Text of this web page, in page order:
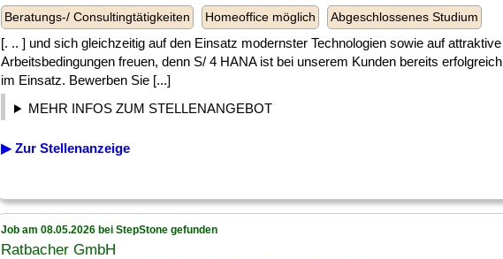
Beratungs-/ Consultingtätigkeiten
Homeoffice möglich Abgeschlossenes Studium
[. .. ] und sich gleichzeitig auf den Einsatz modernster Technologien sowie auf attraktive
Arbeitsbedingungen freuen, denn S/ 4 HANA ist bei unserem Kunden bereits erfolgreich
im Einsatz. Bewerben Sie [...]
MEHR INFOS ZUM STELLENANGEBOT
▶ Zur Stellenanzeige
Job am 08.05.2026 bei StepStone gefunden
Ratbacher GmbH